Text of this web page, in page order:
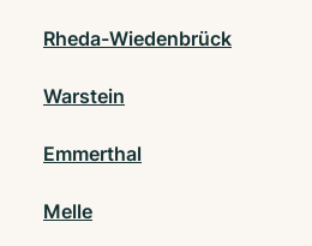
Rheda-Wiedenbrück
Warstein
Emmerthal
Melle